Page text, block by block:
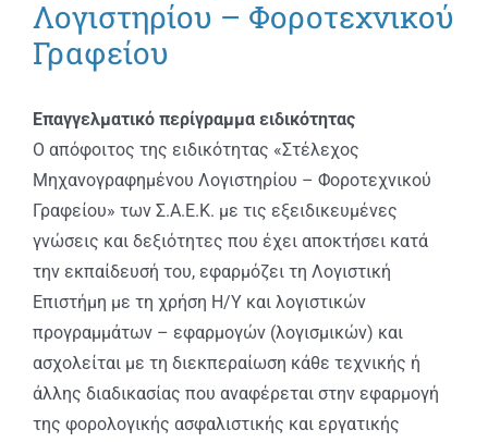
ΑΝΑΚΟΙΝΩΣΕΙΣ
ΠΡΑΚΤΙΚΗ ΑΣΚΗΣΗ
ΕΠΙΚΟΙΝΩΝΙΑ
Λογιστηρίου – Φοροτεχνικού
Γραφείου
Επαγγελματικό περίγραμμα ειδικότητας
O απόφοιτος της ειδικότητας «Στέλεχος
Μηχανογραφημένου Λογιστηρίου – Φοροτεχνικού
Γραφείου» των Σ.Α.Ε.Κ. με τις εξειδικευμένες
γνώσεις και δεξιότητες που έχει αποκτήσει κατά
την εκπαίδευσή του, εφαρμόζει τη Λογιστική
Επιστήμη με τη χρήση Η/Υ και λογιστικών
προγραμμάτων – εφαρμογών (λογισμικών) και
ασχολείται με τη διεκπεραίωση κάθε τεχνικής ή
άλλης διαδικασίας που αναφέρεται στην εφαρμογή
της φορολογικής ασφαλιστικής και εργατικής